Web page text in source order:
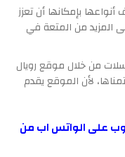
بإمكانها أن تعزز
المزيد من المتعة في
من خلال موقع رويال
لأن الموقع يقدم
على الواتس اب من